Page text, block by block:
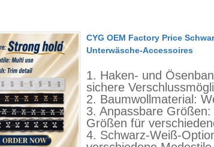
CYG OEM Factory Price
Unterwäsche-Accessoires
1. Haken- und
sichere
2. Baumwollmaterial:
3. Anpassbare
Größen für
4. Schwarz-Weiß-